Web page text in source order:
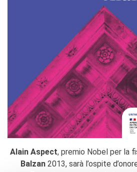
YEP - Young
Programme
CHI SIAMO
Contatti
Organigramma
Lavorare con noi
Appalti pubblici, gare
d'appalto e contratti
SOSTENERE
FRANCAIS ITALIA
Le operazioni
I Vantaggi
I nostri luoghi
Alain Aspect, premio Nobel per la
Balzan 2013, sarà l’ospite